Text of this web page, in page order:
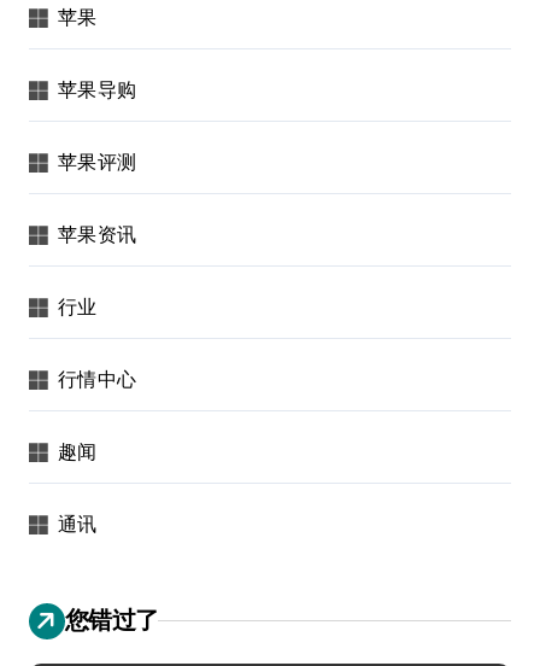
苹果
苹果导购
苹果评测
苹果资讯
行业
行情中心
趣闻
通讯
您错过了